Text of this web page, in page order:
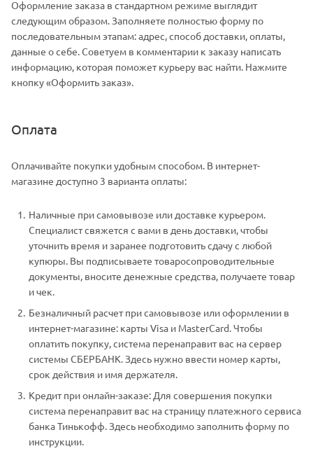
Оформление заказа в стандартном режиме выглядит
следующим образом. Заполняете полностью форму по
последовательным этапам: адрес, способ доставки, оплаты,
данные о себе. Советуем в комментарии к заказу написать
информацию, которая поможет курьеру вас найти. Нажмите
кнопку «Оформить заказ».
Оплата
Оплачивайте покупки удобным способом. В интернет-
магазине доступно 3 варианта оплаты:
Наличные при самовывозе или доставке курьером.
Специалист свяжется с вами в день доставки, чтобы
уточнить время и заранее подготовить сдачу с любой
купюры. Вы подписываете товаросопроводительные
документы, вносите денежные средства, получаете товар
и чек.
Безналичный расчет при самовывозе или оформлении в
интернет-магазине: карты Visa и MasterCard. Чтобы
оплатить покупку, система перенаправит вас на сервер
системы СБЕРБАНК. Здесь нужно ввести номер карты,
срок действия и имя держателя.
Кредит при онлайн-заказе: Для совершения покупки
система перенаправит вас на страницу платежного сервиса
банка Тинькофф. Здесь необходимо заполнить форму по
инструкции.